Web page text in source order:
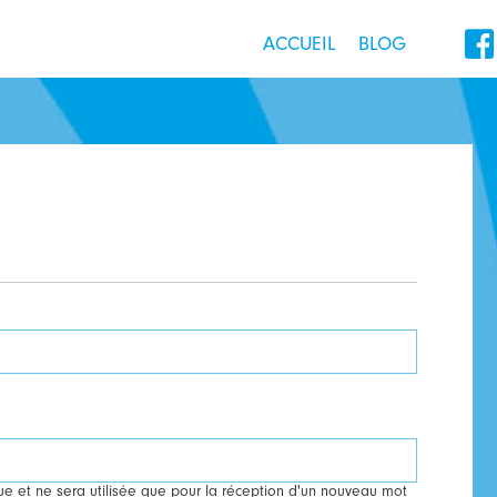
ACCUEIL BLOG 
et ne sera utilisée que pour la réception d'un nouveau mot